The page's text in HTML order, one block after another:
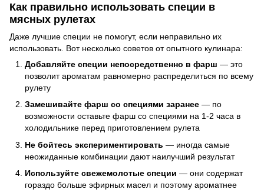
Как правильно использовать специи в
мясных рулетах
Даже лучшие специи не помогут, если неправильно их
использовать. Вот несколько советов от опытного кулинара:
Добавляйте специи непосредственно в фарш — это
позволит ароматам равномерно распределиться по всему
рулету
Замешивайте фарш со специями заранее — по
возможности оставьте фарш со специями на 1-2 часа в
холодильнике перед приготовлением рулета
Не бойтесь экспериментировать — иногда самые
неожиданные комбинации дают наилучший результат
Используйте свежемолотые специи — они содержат
гораздо больше эфирных масел и поэтому ароматнее